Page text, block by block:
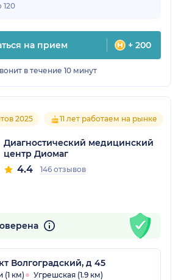
120
на прием + 200
в течение 10 минут
2025 11 лет работаем на рынке
Диагностический медицинский
центр Диомаг
4.4 146 отзывов
Волгоградский, д 45
(1 км)
Угрешская (1.9 км)